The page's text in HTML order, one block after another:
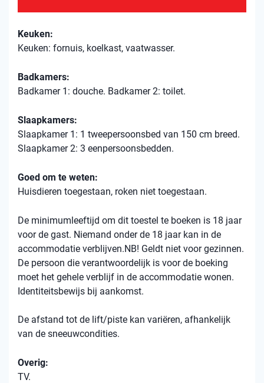
Keuken:
Keuken: fornuis, koelkast, vaatwasser.
Badkamers:
Badkamer 1: douche. Badkamer 2: toilet.
Slaapkamers:
Slaapkamer 1: 1 tweepersoonsbed van 150 cm breed.
Slaapkamer 2: 3 eenpersoonsbedden.
Goed om te weten:
Huisdieren toegestaan, roken niet toegestaan.
De minimumleeftijd om dit toestel te boeken is 18 jaar
voor de gast. Niemand onder de 18 jaar kan in de
accommodatie verblijven.NB! Geldt niet voor gezinnen.
De persoon die verantwoordelijk is voor de boeking
moet het gehele verblijf in de accommodatie wonen.
Identiteitsbewijs bij aankomst.
De afstand tot de lift/piste kan variëren, afhankelijk
van de sneeuwcondities.
Overig:
TV.